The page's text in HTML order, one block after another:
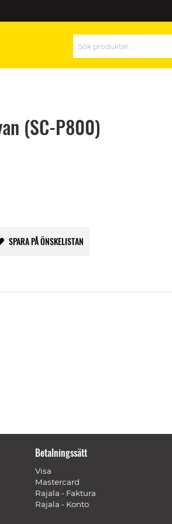
(SC-P800)
SPARA PÅ ÖNSKELISTAN
Betalningssätt
Visa
Mastercard
Rajala - Faktura
Rajala - Konto